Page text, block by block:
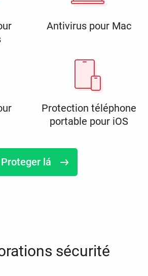
Antivirus pour Mac
Protection téléphone
portable pour iOS
Proteger lá
sécurité